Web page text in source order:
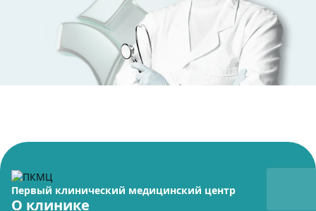
Первый клинический медицинский центр
О клинике